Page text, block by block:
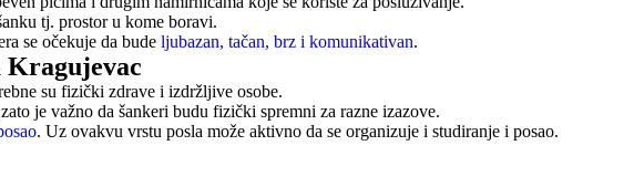
tj. prostor u kome boravi.
se očekuje da bude ljubazan, tačan, brz i komunikativan.
Kragujevac
su fizički zdrave i izdržljive osobe.
je važno da šankeri budu fizički spremni za razne izazove.
. Uz ovakvu vrstu posla može aktivno da se organizuje i studiranje i posao.